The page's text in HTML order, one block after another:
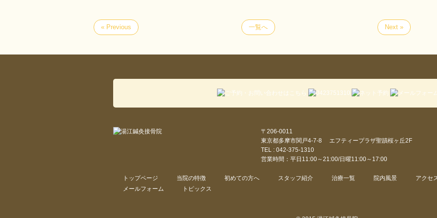
« Previous 一覧へ Next »
〒206-0011
東京都多摩市関戸4-7-8 エフティープラザ聖蹟桜ヶ丘2F
TEL : 042-375-1310
営業時間：平日11:00～21:00/日曜11:00～17:00
トップページ 当院の特徴 初めての方へ スタッフ紹介 治療一覧 院内風景 アクセ
メールフォーム
トピックス